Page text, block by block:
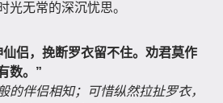
光无常的深沉忧思。
侣，挽断罗衣留不住。劝君莫作
数。”
的伴侣相知；可惜纵然拉扯罗衣，